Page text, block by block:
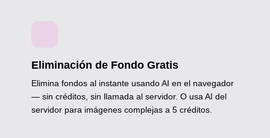
Eliminación de Fondo Gratis
Elimina fondos al instante usando AI en el navegador
— sin créditos, sin llamada al servidor. O usa AI del
servidor para imágenes complejas a 5 créditos.